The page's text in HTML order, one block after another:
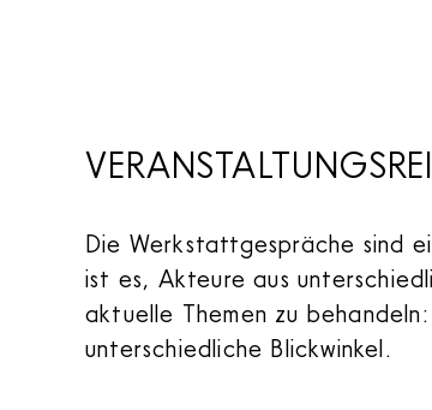
Die Werkstattgespräche sind
ist es, Akteure aus
aktuelle Themen zu
unterschiedliche Blickwinkel.